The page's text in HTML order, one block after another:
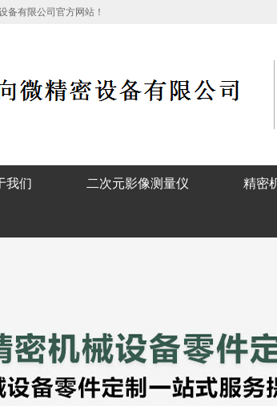
备有限公司官方网站！
我们 二次元影像测量仪 精密